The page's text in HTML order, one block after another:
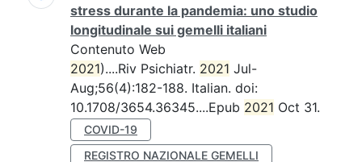
stress durante la pandemia: uno studio
longitudinale sui gemelli italiani
Contenuto Web
2021)....Riv Psichiatr. 2021 Jul-
Aug;56(4):182-188. Italian. doi:
10.1708/3654.36345....Epub 2021 Oct 31.
COVID-19
REGISTRO NAZIONALE GEMELLI